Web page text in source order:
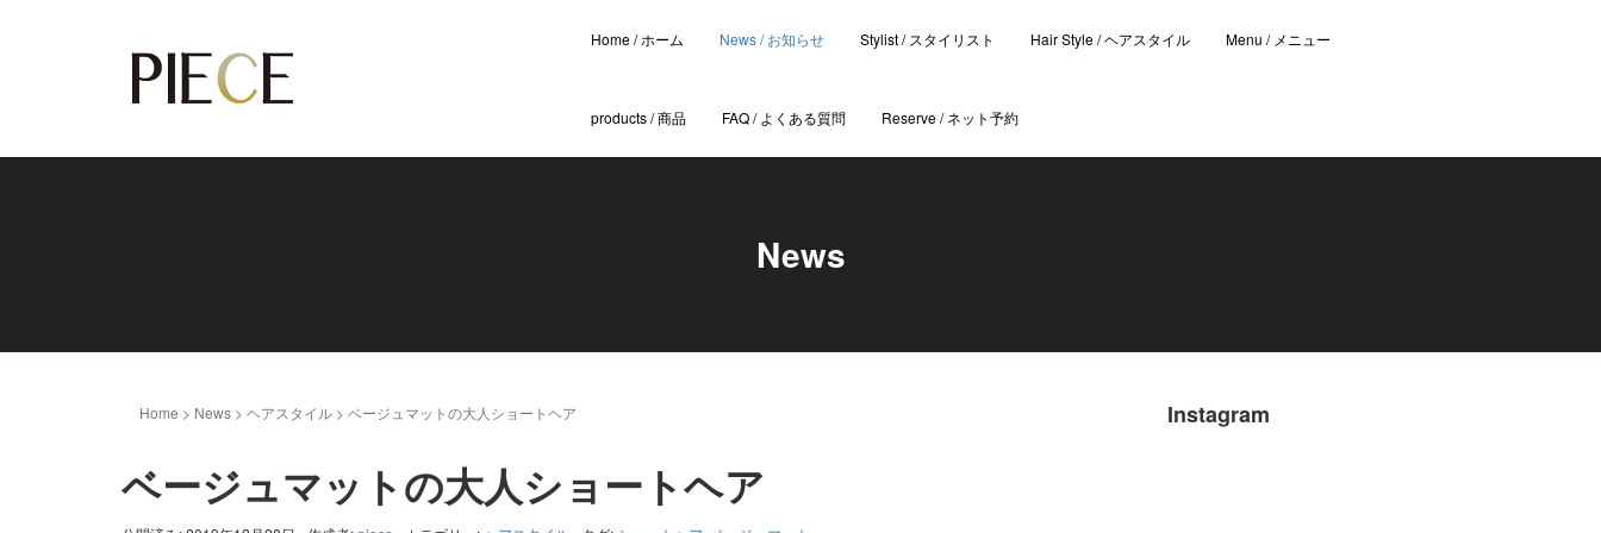
Home / ホーム News / お知らせ Stylist / スタイリスト Hair Style / ヘアスタイル Menu / メニュー
products / 商品 FAQ / よくある質問 Reserve / ネット予約
News
Home > News > ヘアスタイル > ベージュマットの大人ショートヘア
ベージュマットの大人ショートヘア
Instagram